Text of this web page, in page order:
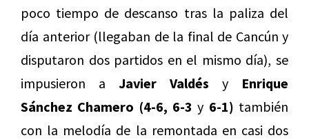
poco tiempo de descanso tras la paliza del
día anterior (llegaban de la final de Cancún y
disputaron dos partidos en el mismo día), se
impusieron a Javier Valdés y Enrique
Sánchez Chamero (4-6, 6-3 y 6-1) también
con la melodía de la remontada en casi dos